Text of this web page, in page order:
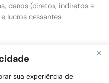
sua experiência de
danos (diretos, indiretos e
lucros cessantes.